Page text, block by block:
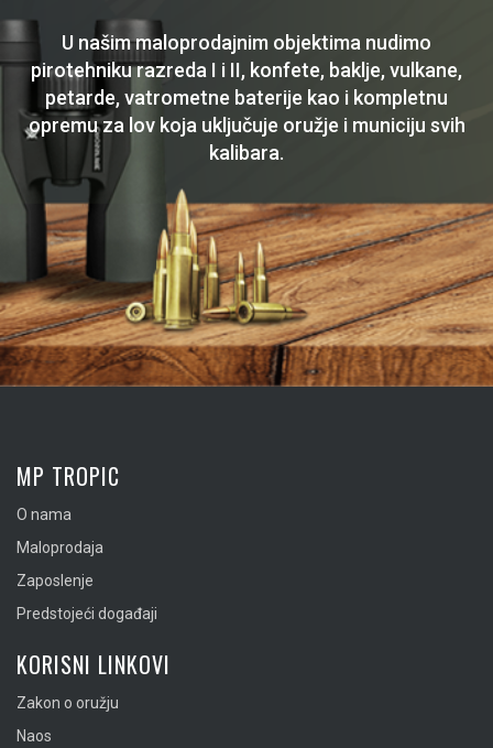
U našim maloprodajnim objektima nudimo
pirotehniku razreda I i II, konfete, baklje, vulkane,
petarde, vatrometne baterije kao i kompletnu
opremu za lov koja uključuje oružje i municiju svih
kalibara.
MP TROPIC
O nama
Maloprodaja
Zaposlenje
Predstojeći događaji
KORISNI LINKOVI
Zakon o oružju
Naos